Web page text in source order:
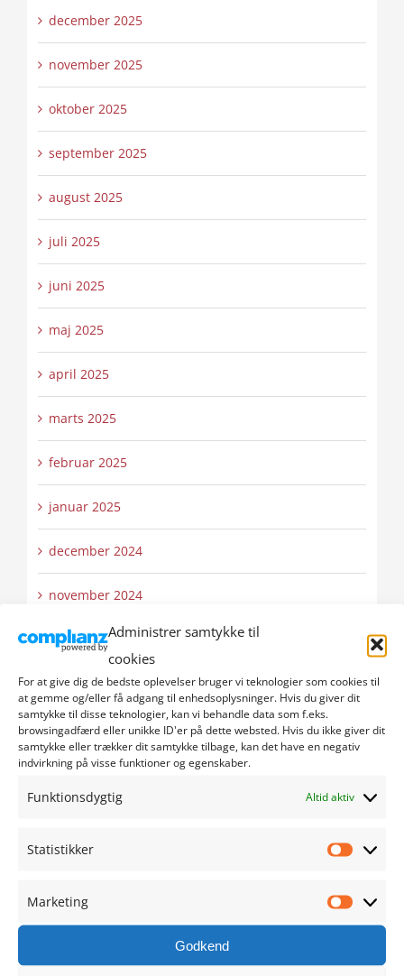
Administrer samtykke til
cookies
For at give dig de bedste oplevelser bruger vi teknologier som cookies til
at gemme og/eller få adgang til enhedsoplysninger. Hvis du giver dit
samtykke til disse teknologier, kan vi behandle data som f.eks.
browsingadfærd eller unikke ID'er på dette websted. Hvis du ikke giver dit
samtykke eller trækker dit samtykke tilbage, kan det have en negativ
indvirkning på visse funktioner og egenskaber.
Funktionsdygtig Altid aktiv
Statistikker
Marketing
Godkend
december 2025
november 2025
oktober 2025
september 2025
august 2025
juli 2025
juni 2025
maj 2025
april 2025
marts 2025
februar 2025
januar 2025
december 2024
november 2024
oktober 2024
september 2024
august 2024
juli 2024
maj 2024
april 2024